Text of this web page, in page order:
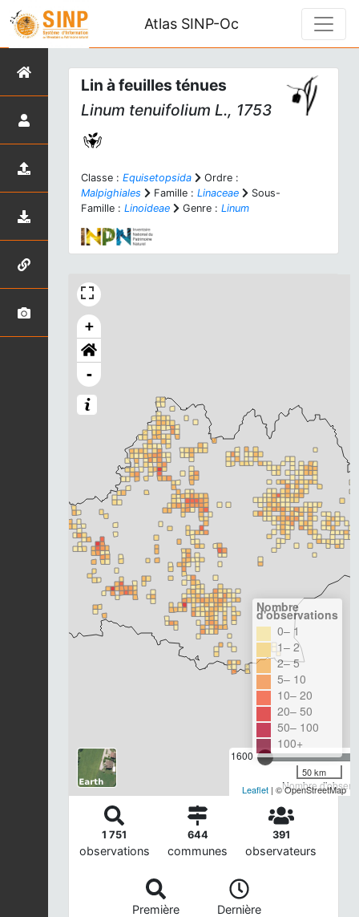
Atlas SINP-Oc
Lin à feuilles ténues
Linum tenuifolium L., 1753
Classe : Equisetopsida
Ordre :
Malpighiales
Famille : Linaceae
Sous-
Famille : Linoideae Genre : Linum
+
-
1600
Nombre
Nombre
d'observations
0– 1
1– 2
2– 5
5– 10
10– 20
20– 50
50– 100
100+
50 km
Leaflet | © OpenStreetMap
1 751
observations
644
communes
391
observateurs
Première
Dernière